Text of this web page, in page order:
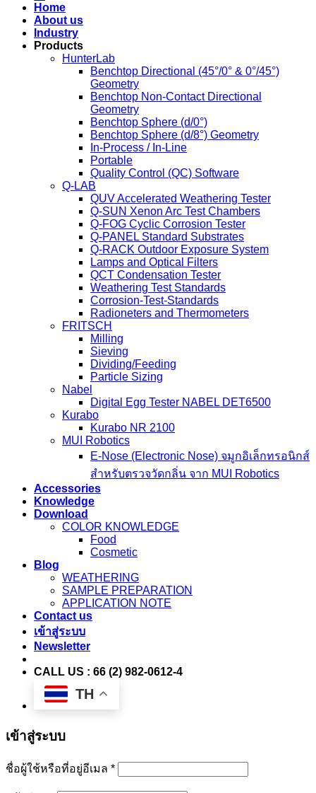
Home
About us
Industry
Products
HunterLab
Benchtop Directional (45°/0° & 0°/45°)
Geometry
Benchtop Non-Contact Directional
Geometry
Benchtop Sphere (d/0°)
Benchtop Sphere (d/8°) Geometry
In-Process / In-Line
Portable
Quality Control (QC) Software
Q-LAB
QUV Accelerated Weathering Tester
Q-SUN Xenon Arc Test Chambers
Q-FOG Cyclic Corrosion Tester
Q-PANEL Standard Substrates
Q-RACK Outdoor Exposure System
Lamps and Optical Filters
QCT Condensation Tester
Weathering Test Standards
Corrosion-Test-Standards
Radioneters and Thermometers
FRITSCH
Milling
Sieving
Dividing/Feeding
Particle Sizing
Nabel
Digital Egg Tester NABEL DET6500
Kurabo
Kurabo NR 2100
MUI Robotics
E‑Nose (Electronic Nose) จมูกอิเล็กทรอนิกส์
สำหรับตรวจวัดกลิ่น จาก MUI Robotics
Accessories
Knowledge
Download
COLOR KNOWLEDGE
Food
Cosmetic
Blog
WEATHERING
SAMPLE PREPARATION
APPLICATION NOTE
Contact us
เข้าสู่ระบบ
Newsletter
CALL US : 66 (2) 982-0612-4
TH
เข้าสู่ระบบ
ชื่อผู้ใช้หรือที่อยู่อีเมล *